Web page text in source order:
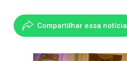
Compartilhar essa notícia